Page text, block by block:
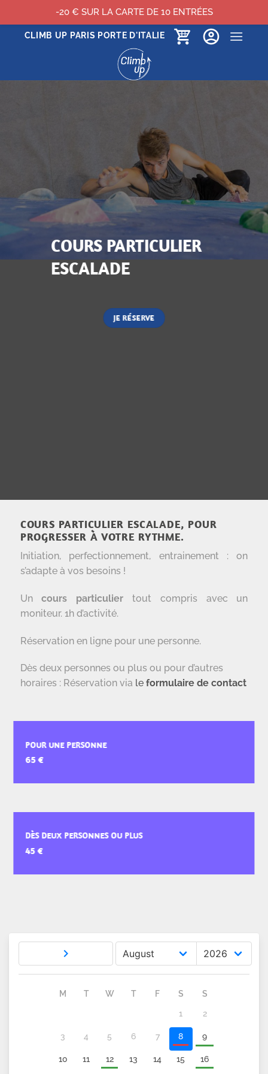
PasserCLIMB UP PARIS PORTE D'ITALIE
COURS PARTICULIER
ESCALADE
JE RÉSERVE
COURS PARTICULIER ESCALADE, POUR
PROGRESSER À VOTRE RYTHME.
Initiation, perfectionnement, entrainement : on
s’adapte à vos besoins !
Uncours particulier tout compris avec un
moniteur. 1h d’activité.
Réservation en ligne pour une personne.
Dès deux personnes ou plus ou pour d’autres
horaires : Réservation via le formulaire de contact
DÈS DEUX PERSONNES OU PLUS
POUR UNE PERSONNE
-20 € SUR LA CARTE DE 10 ENTRÉES